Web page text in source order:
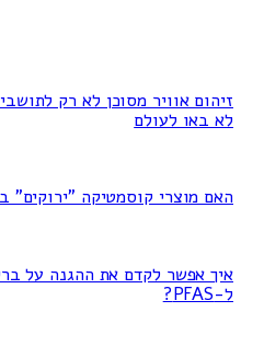
זיהום אוויר מסוכן לא רק
לא באו לעולם
האם מוצרי קוסמטיקה "ירוקים"
איך אפשר לקדם את ההגנה על
ל-PFAS?